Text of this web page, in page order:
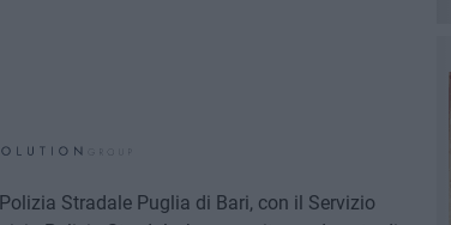
Stradale Puglia di Bari, con il Servizio